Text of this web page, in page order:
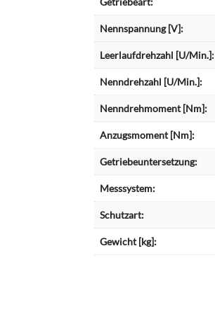
Nennspannung [V]:
Leerlaufdrehzahl [U/Min.]:
Nenndrehzahl [U/Min.]:
Nenndrehmoment [Nm]:
Anzugsmoment [Nm]:
Getriebeuntersetzung:
Messsystem:
Schutzart:
Gewicht [kg]: